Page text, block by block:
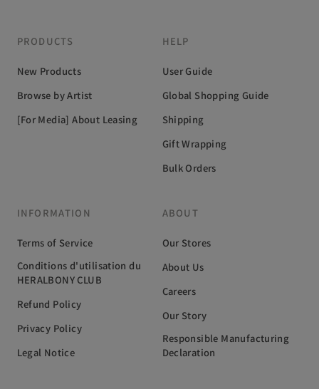
PRODUCTS
New Products
Browse by Artist
[For Media] About Leasing
HELP
User Guide
Global Shopping Guide
Shipping
Gift Wrapping
Bulk Orders
INFORMATION
Terms of Service
Conditions d'utilisation du
HERALBONY CLUB
Refund Policy
Privacy Policy
Legal Notice
ABOUT
Our Stores
About Us
Careers
Our Story
Responsible Manufacturing
Declaration